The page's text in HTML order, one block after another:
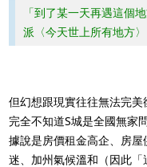
「到了某一天再遇這
派〈今天世上所有地方〉
但幻想跟現實往往無法完
完全不知道S城是全國無家
據說是房價租金高企、房
迷、加州氣候溫和（因此「